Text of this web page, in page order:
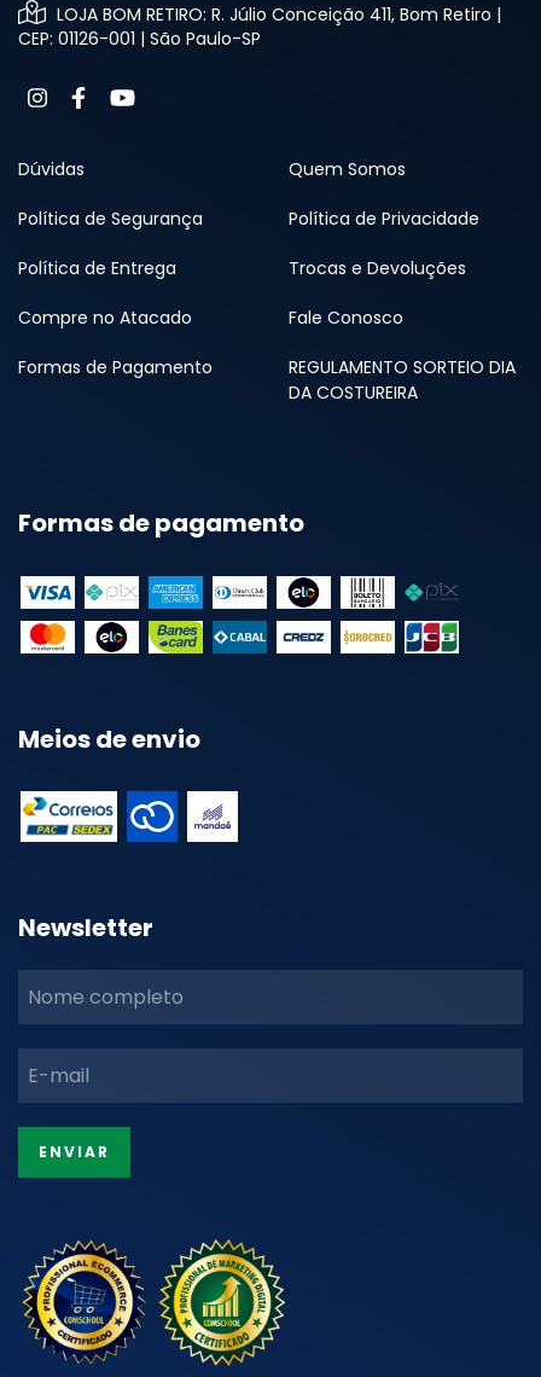
LOJA BOM RETIRO: R. Júlio Conceição 411, Bom Retiro |
CEP: 01126-001 | São Paulo-SP
Dúvidas Quem Somos
Política de Segurança Política de Privacidade
Política de Entrega Trocas e Devoluções
Compre no Atacado Fale Conosco
Formas de Pagamento
REGULAMENTO SORTEIO DIA
DA COSTUREIRA
Formas de pagamento
Meios de envio
Newsletter